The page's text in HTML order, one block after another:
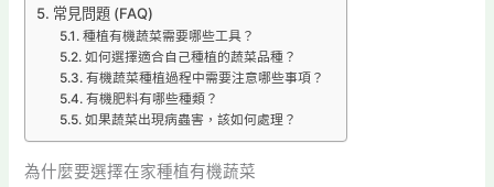
常見問題 (FAQ)
種植有機蔬菜需要哪些工具？
如何選擇適合自己種植的蔬菜品種？
有機蔬菜種植過程中需要注意哪些事項？
有機肥料有哪些種類？
如果蔬菜出現病蟲害，該如何處理？
為什麼要選擇在家種植有機蔬菜